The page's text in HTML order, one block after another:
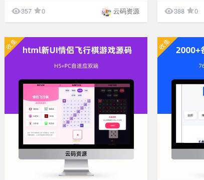
357 0 云码资源 388 0
收集 收集